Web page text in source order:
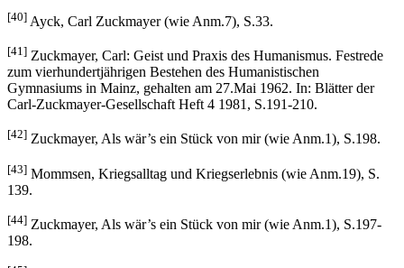
[40] Ayck, Carl Zuckmayer (wie Anm.7), S.33.
[41] Zuckmayer, Carl: Geist und Praxis des Humanismus. Festrede
zum vierhundertjährigen Bestehen des Humanistischen
Gymnasiums in Mainz, gehalten am 27.Mai 1962. In: Blätter der
Carl-Zuckmayer-Gesellschaft Heft 4 1981, S.191-210.
[42] Zuckmayer, Als wär’s ein Stück von mir (wie Anm.1), S.198.
[43] Mommsen, Kriegsalltag und Kriegserlebnis (wie Anm.19), S.
139.
[44] Zuckmayer, Als wär’s ein Stück von mir (wie Anm.1), S.197-
198.